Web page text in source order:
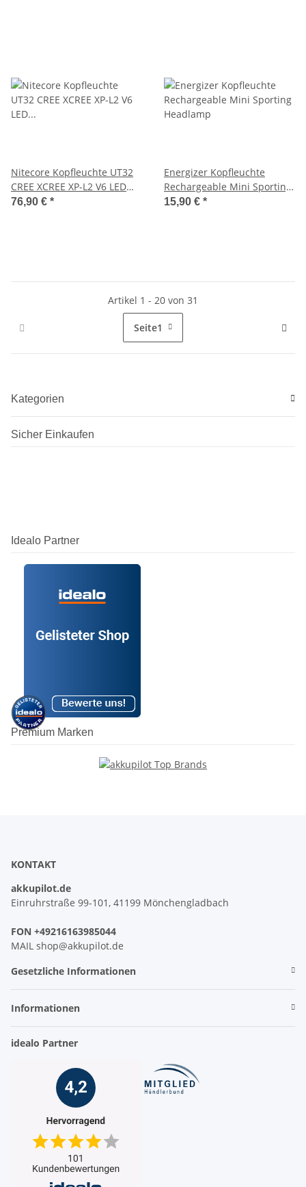
Nitecore Kopfleuchte UT32
CREE XCREE XP-L2 V6 LED
Multileuchte 1100 Lumen
76,90 € *
Energizer Kopfleuchte
Rechargeable Mini Sporting
Headlamp
15,90 € *
Artikel 1 - 20 von 31
Seite1
Kategorien
Sicher Einkaufen
Idealo Partner
Premium Marken
KONTAKT
akkupilot.de
Einruhrstraße 99-101, 41199 Mönchengladbach
FON +49216163985044
MAIL shop@akkupilot.de
Gesetzliche Informationen
Informationen
idealo Partner